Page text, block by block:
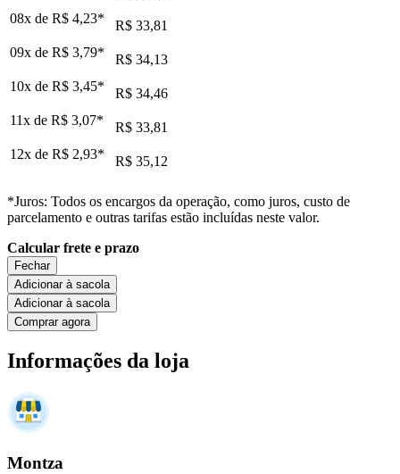
08x de R$ 4,23*
R$ 33,81
09x de R$ 3,79*
R$ 34,13
10x de R$ 3,45*
R$ 34,46
11x de R$ 3,07*
R$ 33,81
12x de R$ 2,93* R$ 35,12
*Juros: Todos os encargos da operação, como juros, custo de
parcelamento e outras tarifas estão incluídas neste valor.
Calcular frete e prazo
Fechar
Adicionar à sacola
Adicionar à sacola
Comprar agora
Informações da loja
Montza